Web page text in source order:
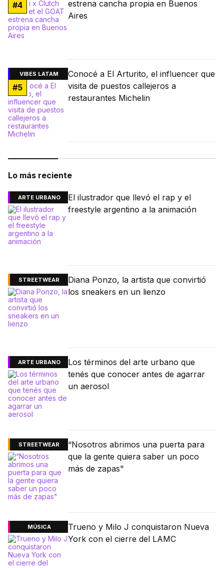
#4
estrena cancha propia en Buenos
Aires
VIBES LATAM
#5
Conocé a El Arturito, el influencer que
visita de puestos callejeros a
restaurantes Michelin
Lo más reciente
ARTE URBANO
El ilustrador que llevó el rap y el
freestyle argentino a la animación
STREETWEAR
Diana Ponzo, la artista que convirtió
los sneakers en un lienzo
ARTE URBANO
Los términos del arte urbano que
tenés que conocer antes de agarrar
un aerosol
STREETWEAR
“Nosotros abrimos una puerta para
que la gente quiera saber un poco
más de zapas"
MÚSICA
Trueno y Milo J conquistaron Nueva
York con el cierre del LAMC